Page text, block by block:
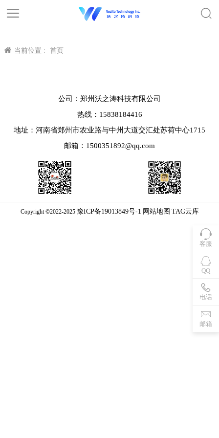
当前位置 : 首页
客服
QQ
电话
邮箱
公司：郑州沃之涛科技有限公司
热线：15838184416
地址：河南省郑州市农业路与中州大道交汇处苏荷中心1715
邮箱：1500351892@qq.com
Copyright ©2022-2025 豫ICP备19013849号-1 网站地图 TAG云库